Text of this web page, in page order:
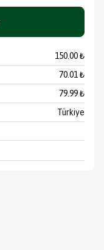
150.00 ₺
70.01 ₺
79.99 ₺
Türkiye